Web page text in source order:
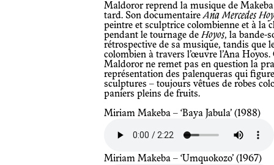
Maldoror reprend la musique de Makeba dans un autre film quarante ans plus
tard. Son documentaireAna Mercedes
peintre et sculptrice colombienne et à la
pendant le tournage deHoyos, la bande-
rétrospective de sa musique, tandis que
colombien à travers l’œuvre l’Ana
Maldoror ne remet pas en question la
représentation des palenqueras qui
sculptures – toujours vêtues de robes
paniers pleins de fruits.
Miriam Makeba – ‘Baya Jabula’ (1988)
Miriam Makeba – ‘Umquokozo’ (1967)